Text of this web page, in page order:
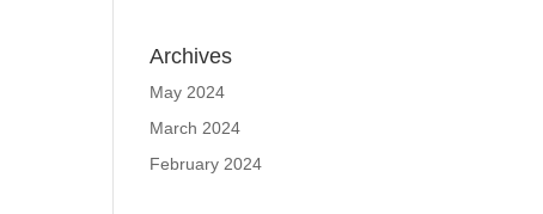
Archives
May 2024
March 2024
February 2024